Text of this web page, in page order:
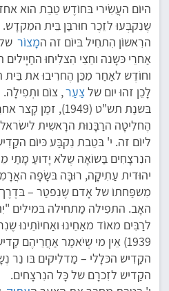
היוֹם העֲשִׂירי בּחוֹדֶש טֵבֵת הוא
שֶנִקבְּעוּ לזֵכֶר חוּרבַּן בֵּית המִקדָש.
הרִאשוֹן הִתחִיל בּיוֹם זה המָצוֹר
אַחרֵי כּשָנה וחֵצִי הִצלִיחוּ
וחוֹדֶש לאַחַר מִכֵּן הֶחרִיבוּ את
לָכֵן זהוּ יום שלצַעַר, צוֹם ותְפִילָה.
בּשנַת תש"ט (1949),
הֶחלִיטָה הרַבָּנוּת הרָאשִית
ליוֹם זה. י' בּטֵבת נִקבַּע כּיוֹם
הנִרצָחִים בַּשוֹאָה שֶלֹא יָדוּעַ מָתַי
יהוּדית עַתִיקָה, רוּבָּה בּשָׂפָה
מִשפַּחתוֹ של אָדם שֶנִפטַר –
האָב. התפִילה מַתחילה בּמילים
1939) אֵין מי שֶיֹאמַר אַחֲרֵיהֶם
הקַדִיש הכּלָלי – מַדלִיקים בּו נֵר
הקַדיש לזִכרָם של כָּל הנִרצָחים.